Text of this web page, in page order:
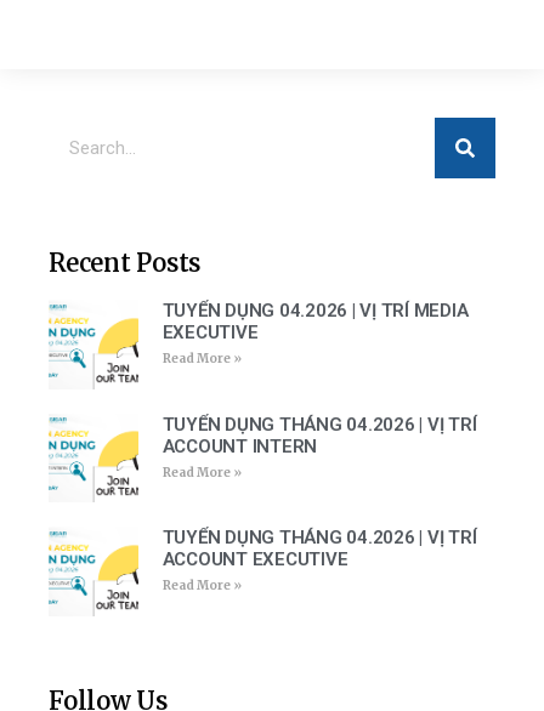
Recent Posts
TUYỂN DỤNG 04.2026 | VỊ TRÍ MEDIA
EXECUTIVE
Read More »
TUYỂN DỤNG THÁNG 04.2026 | VỊ TRÍ
ACCOUNT INTERN
Read More »
TUYỂN DỤNG THÁNG 04.2026 | VỊ TRÍ
ACCOUNT EXECUTIVE
Read More »
Follow Us